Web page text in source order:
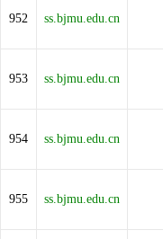
952 ss.bjmu.edu.cn
953 ss.bjmu.edu.cn
954 ss.bjmu.edu.cn
955 ss.bjmu.edu.cn